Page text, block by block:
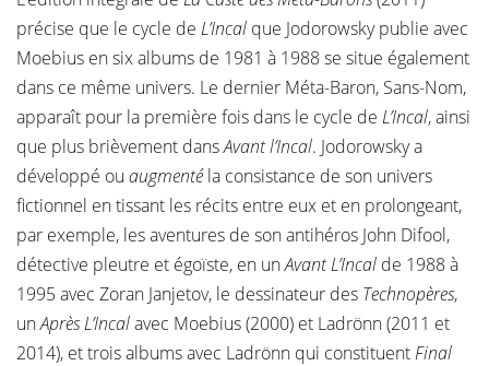
précise que le cycle de L’Incal que Jodorowsky publie avec
Moebius en six albums de 1981 à 1988 se situe également
dans ce même univers. Le dernier Méta-Baron, Sans-Nom,
apparaît pour la première fois dans le cycle de L’Incal, ainsi
que plus brièvement dansAvant l’Incal. Jodorowsky a
développé ou augmentéla consistance de son univers
fictionnel en tissant les récits entre eux et en prolongeant,
par exemple, les aventures de son antihéros John Difool,
détective pleutre et égoïste, en unAvant L’Incal de 1988 à
1995 avec Zoran Janjetov, le dessinateur des Technopères,
unAprès L’Incalavec Moebius (2000) et Ladrönn (2011 et
2014), et trois albums avec Ladrönn qui constituentFinal